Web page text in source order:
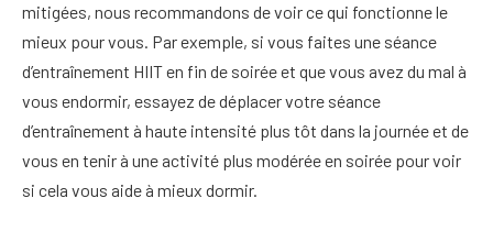
mitigées, nous recommandons de voir ce qui fonctionne le
mieux pour vous. Par exemple, si vous faites une séance
d’entraînement HIIT en fin de soirée et que vous avez du mal à
vous endormir, essayez de déplacer votre séance
d’entraînement à haute intensité plus tôt dans la journée et de
vous en tenir à une activité plus modérée en soirée pour voir
si cela vous aide à mieux dormir.